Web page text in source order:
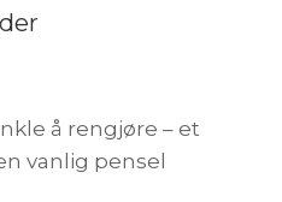
å rengjøre – et
vanlig pensel